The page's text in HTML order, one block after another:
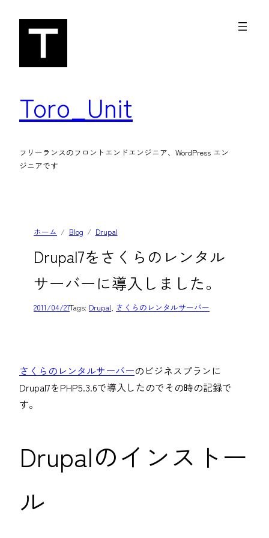
Toro_Unit
フリーランスのフロントエンドエンジニア、WordPress エン
ジニアです
ホーム Blog Drupal
Drupal7をさくらのレンタル
サーバーに導入しました。
2011/04/27Tags: Drupal, さくらのレンタルサーバー
さくらのレンタルサーバーのビジネスプランに
Drupal7をPHP5.3.6で導入したのでその時の記録で
す。
Drupalのインストー
ル